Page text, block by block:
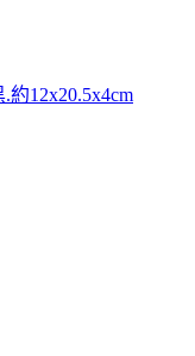
12x20.5x4cm